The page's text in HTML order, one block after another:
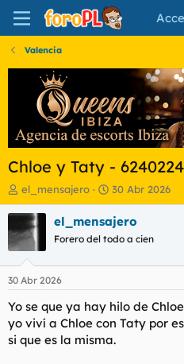
Valencia
Chloe y Taty -
I
n
i
c
a
d
o
r
l
el_mensajero
F
e
c
h
a
i
n
c
i
30 Abr 2026
el_mensajero
Forero del todo a cien
30 Abr 2026
Yo se que ya hay hilo de
yo viví a Chloe con Taty por
si que es la misma.